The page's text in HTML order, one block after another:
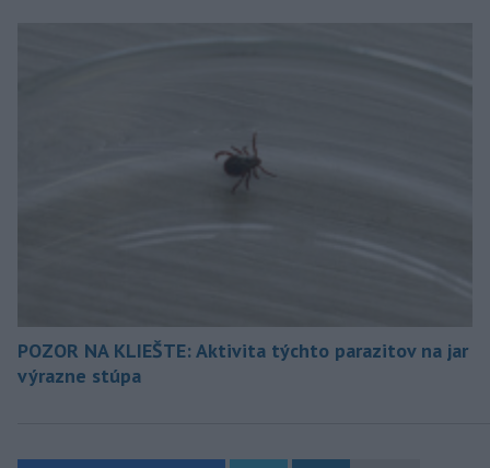
POZOR NA KLIEŠTE: Aktivita týchto parazitov na jar
výrazne stúpa